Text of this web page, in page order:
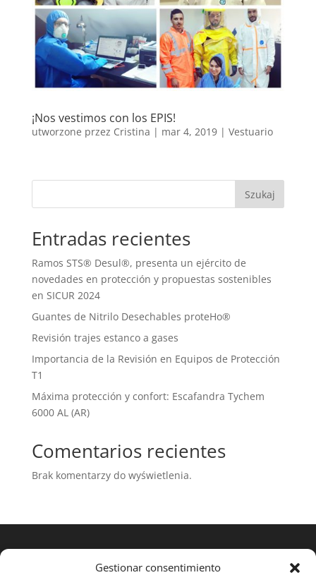
Gestionar consentimiento
¡Nos vestimos con los EPIS!
utworzone przez Cristina | mar 4, 2019| Vestuario
Szukaj
Entradas recientes
Ramos STS® Desul®, presenta un ejército de
novedades en protección y propuestas sostenibles
en SICUR 2024
Guantes de Nitrilo Desechables proteHo®
Revisión trajes estanco a gases
Importancia de la Revisión en Equipos de Protección
T1
Máxima protección y confort: Escafandra Tychem
6000 AL (AR)
Comentarios recientes
Brak komentarzy do wyświetlenia.